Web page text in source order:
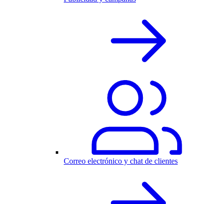
Correo electrónico y chat de clientes